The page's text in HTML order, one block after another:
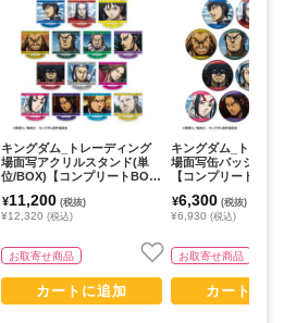
キングダム_トレーディング
場面写アクリルスタンド(単
位/BOX)【コンプリートBOX/
¥11,200 (税抜)
¥12,320 (税込)
お取寄せ商品
カートに追加
キングダム_トレー
場面写缶バッジ(単
【コンプリート
¥6,300 (税抜)
¥6,930 (税込)
お取寄せ商品
カートに